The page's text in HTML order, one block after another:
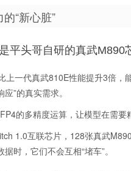
“新心脏”
平头哥自研的真武M890
上一代真武810E性能提升3倍
”的真实需求。
的多精度运算，让模型在需
1.0互联芯片，128张真武
时，它们不会互相“堵车”。